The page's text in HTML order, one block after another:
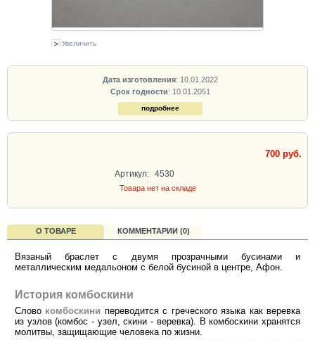
Увеличить
Дата изготовления: 10.01.2022
Срок годности: 10.01.2051
подробнее
700 руб.
Артикул: 4530
Товара нет на складе
О ТОВАРЕ КОММЕНТАРИИ (0)
Вязаный браслет с двумя прозрачными бусинами и
металлическим медальоном с белой бусиной в центре, Афон.
История комбоскини
Слово комбоскини переводится с греческого языка как веревка
из узлов (комбос - узел, скини - веревка). В комбоскини хранятся
молитвы, защищающие человека по жизни.